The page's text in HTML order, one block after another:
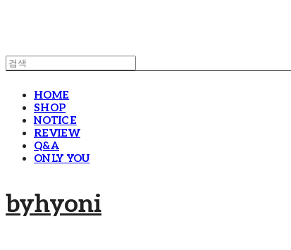
HOME
SHOP
NOTICE
REVIEW
Q&A
ONLY YOU
byhyoni